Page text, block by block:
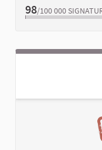
98/100 000